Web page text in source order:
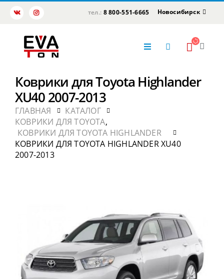
тел.: 8 800-551-6665 Новосибирск
Коврики для Toyota Highlander
XU40 2007-2013
ГЛАВНАЯ
КАТАЛОГ
КОВРИКИ ДЛЯ TOYOTA,
КОВРИКИ ДЛЯ TOYOTA HIGHLANDER
КОВРИКИ ДЛЯ TOYOTA HIGHLANDER XU40
2007-2013